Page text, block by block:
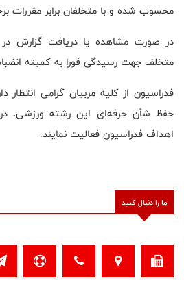
محسوب شده و با متخلفان برابر مقررات
در صورت مشاهده یا دریافت گزارش
متخلف جهت رسیدگی فورا به کمیته
فدراسیون از کلیه مربیان گرامی انتظار
حفظ شأن حرفه‌ای این رشته‌ ورزشی،
اهداف فدراسیون فعالیت نمایند.
ما را دنبال کنید